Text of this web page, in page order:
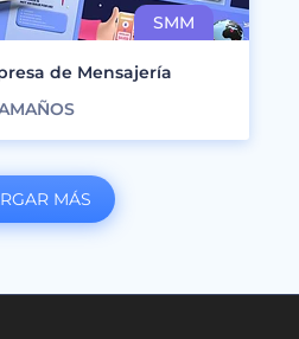
de Mensajería
MÁS